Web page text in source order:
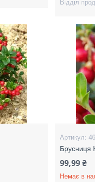
Відділ
Брусниця
99,99 ₴
Немає в